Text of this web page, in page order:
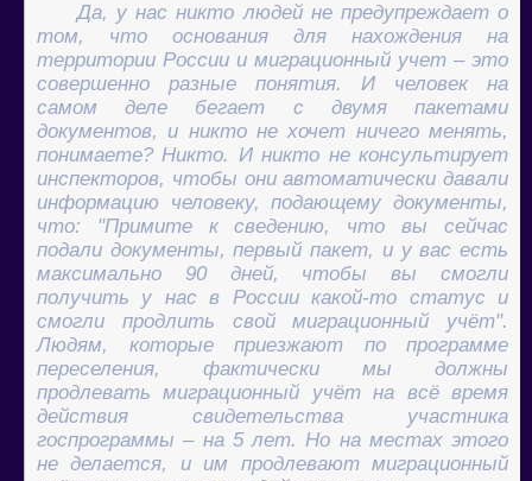
Да, у нас никто людей не предупреждает о
том, что основания для нахождения на
территории России и миграционный учет – это
совершенно разные понятия. И человек на
самом деле бегает с двумя пакетами
документов, и никто не хочет ничего менять,
понимаете? Никто. И никто не консультирует
инспекторов, чтобы они автоматически давали
информацию человеку, подающему документы,
что: "Примите к сведению, что вы сейчас
подали документы, первый пакет, и у вас есть
максимально 90 дней, чтобы вы смогли
получить у нас в России какой-то статус и
смогли продлить свой миграционный учёт".
Людям, которые приезжают по программе
переселения, фактически мы должны
продлевать миграционный учёт на всё время
действия свидетельства участника
госпрограммы – на 5 лет. Но на местах этого
не делается, и им продлевают миграционный